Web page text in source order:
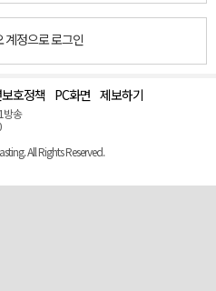
계정으로 로그인
호정책 PC화면 제보하기
방송
All Rights Reserved.